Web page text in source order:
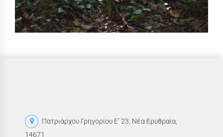
Πατριάρχου Γρηγορίου Ε’ 23, Νέα Ερυθραία,
14671